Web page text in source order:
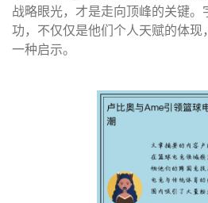
战略眼光，才是走向顶峰的关键。
功，不仅仅是他们个人天赋的体现
一种启示。